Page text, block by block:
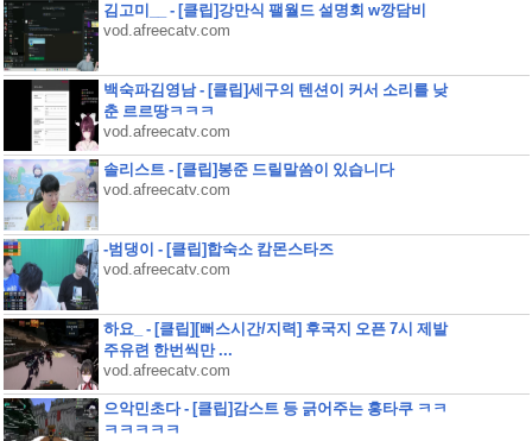
김고미__ - [클립]강만식 팰월드 설명회 w깡담비
vod.afreecatv.com
백숙파김영남 - [클립]세구의 텐션이 커서 소리를 낮
춘 르르땅ㅋㅋㅋ
vod.afreecatv.com
솔리스트 - [클립]봉준 드릴말씀이 있습니다
vod.afreecatv.com
-범댕이 - [클립]합숙소 캄몬스타즈
vod.afreecatv.com
하요_ - [클립][뻐스시간/지력] 후국지 오픈 7시 제발
주유련 한번씩만 ...
vod.afreecatv.com
으악민초다 - [클립]감스트 등 긁어주는 홍타쿠 ㅋㅋ
ㅋㅋㅋㅋㅋ